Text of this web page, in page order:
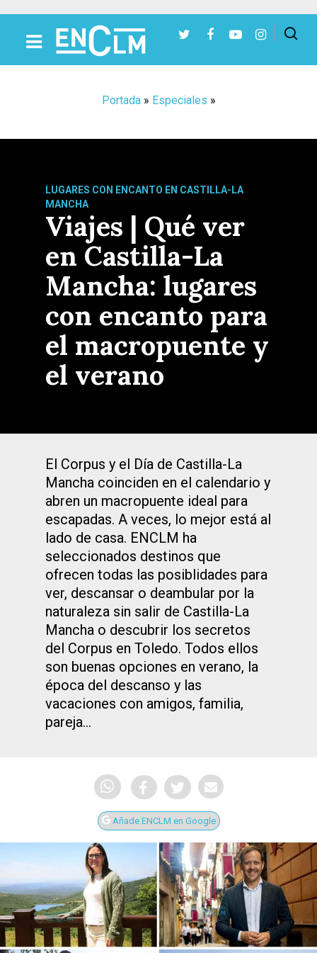
Portada» Especiales »
LUGARES CON ENCANTO EN CASTILLA-LA
MANCHA
Viajes | Qué ver
en Castilla-La
Mancha: lugares
con encanto para
el macropuente y
el verano
El Corpus y el Día de Castilla-La
Mancha coinciden en el calendario y
abren un macropuente ideal para
escapadas. A veces, lo mejor está al
lado de casa. ENCLM ha
seleccionados destinos que
ofrecen todas las posiblidades para
ver, descansar o deambular por la
naturaleza sin salir de Castilla-La
Mancha o descubrir los secretos
del Corpus en Toledo. Todos ellos
son buenas opciones en verano, la
época del descanso y las
vacaciones con amigos, familia,
pareja…
Añade ENCLM en Google